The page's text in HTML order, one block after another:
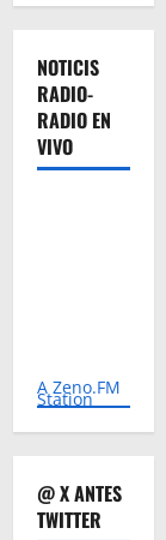
NOTICIS
RADIO-
RADIO EN
VIVO
A Zeno.FM
Station
@ X ANTES
TWITTER